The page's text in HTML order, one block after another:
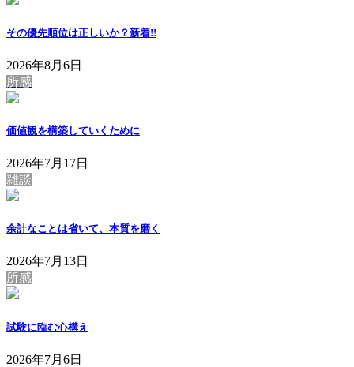
その優先順位は正しいか？ 新着!!
2026年8月6日
所感
価値観を構築していくために
2026年7月17日
雑談
余計なことは省いて、本質を磨く
2026年7月13日
所感
試験に臨む心構え
2026年7月6日